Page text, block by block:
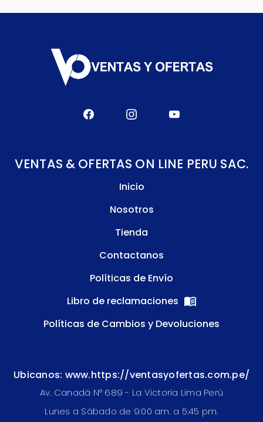
VENTAS & OFERTAS ON LINE PERU SAC.
Inicio
Nosotros
Tienda
Contactanos
Políticas de Envío
Libro de reclamaciones
Políticas de Cambios y Devoluciones
Ubicanos: www.https://ventasyofertas.com.pe/
Av. Canadá N° 689 - La Victoria Lima Perú
Lunes a Sábado de 9:00 am. a 5:45 pm.